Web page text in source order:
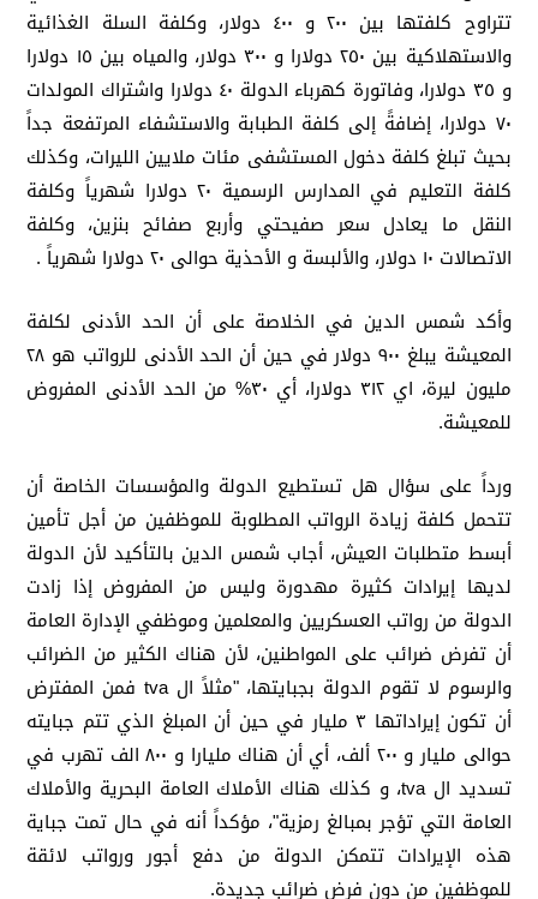
تتراوح كلفتها بين ٢٠٠ و ٤٠٠ دولار، وكلفة السلة الغذائية
والاستهلاكية بين ٢٥٠ دولارا و ٣٠٠ دولار، والمياه بين ١٥ دولارا
و ٣٥ دولارا، وفاتورة كهرباء الدولة ٤٠ دولارا واشتراك المولدات
٧٠ دولارا، إضافةً إلى كلفة الطبابة والاستشفاء المرتفعة جداً
بحيث تبلغ كلفة دخول المستشفى مئات ملايين الليرات، وكذلك
كلفة التعليم في المدارس الرسمية ٢٠ دولارا شهرياً وكلفة
النقل ما يعادل سعر صفيحتي وأربع صفائح بنزين، وكلفة
الاتصالات ١٠ دولار، والألبسة و الأحذية حوالى ٢٠ دولارا شهرياً .
وأكد شمس الدين في الخلاصة على أن الحد الأدنى لكلفة
المعيشة يبلغ ٩٠٠ دولار في حين أن الحد الأدنى للرواتب هو ٢٨
مليون ليرة، اي ٣١٢ دولارا، أي ٣٠% من الحد الأدنى المفروض
للمعيشة.
ورداً على سؤال هل تستطيع الدولة والمؤسسات الخاصة أن
تتحمل كلفة زيادة الرواتب المطلوبة للموظفين من أجل تأمين
أبسط متطلبات العيش، أجاب شمس الدين بالتأكيد لأن الدولة
لديها إيرادات كثيرة مهدورة وليس من المفروض إذا زادت
الدولة من رواتب العسكريين والمعلمين وموظفي الإدارة العامة
أن تفرض ضرائب على المواطنين، لأن هناك الكثير من الضرائب
والرسوم لا تقوم الدولة بجبايتها، "مثلاً ال tva فمن المفترض
أن تكون إيراداتها ٣ مليار في حين أن المبلغ الذي تتم جبايته
حوالى مليار و ٢٠٠ ألف، أي أن هناك مليارا و ٨٠٠ الف تهرب في
تسديد ال tva، و كذلك هناك الأملاك العامة البحرية والأملاك
العامة التي تؤجر بمبالغ رمزية"، مؤكداً أنه في حال تمت جباية
هذه الإيرادات تتمكن الدولة من دفع أجور ورواتب لائقة
للموظفين من دون فرض ضرائب جديدة.